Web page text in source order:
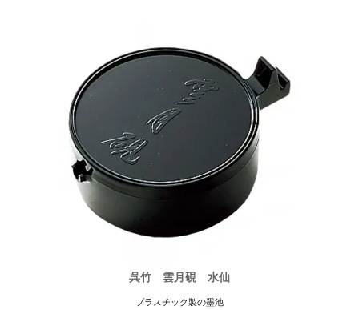
呉竹 雲月硯 水仙
プラスチック製の墨池